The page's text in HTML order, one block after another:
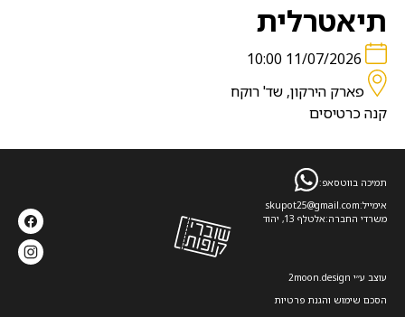
תיאטרלית
11/07/2026 10:00
פארק הירקון, שד' רוקח
קנה כרטיסים
תמיכה בווטסאפ:
skupot25@gmail.comאימייל:
אלטלף 13, יהודמשרדי החברה:
עוצב ע׳׳י 2moon.design
הסכם שימוש והגנת פרטיות